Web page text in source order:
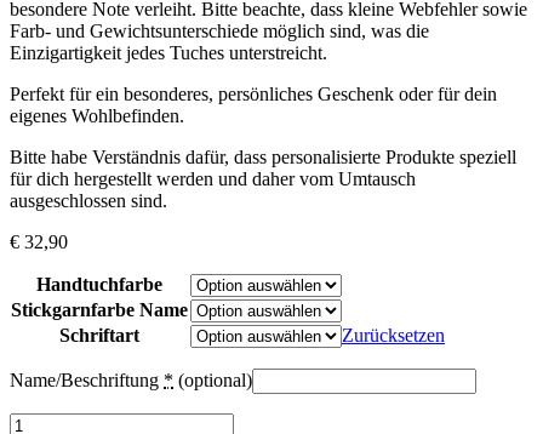
besondere Note verleiht. Bitte beachte, dass kleine Webfehler sowie
Farb- und Gewichtsunterschiede möglich sind, was die
Einzigartigkeit jedes Tuches unterstreicht.
Perfekt für ein besonderes, persönliches Geschenk oder für dein
eigenes Wohlbefinden.
Bitte habe Verständnis dafür, dass personalisierte Produkte speziell
für dich hergestellt werden und daher vom Umtausch
ausgeschlossen sind.
€ 32,90
Handtuchfarbe
Stickgarnfarbe Name
Schriftart
Zurücksetzen
Name/Beschriftung * (optional)
Hamamtuch